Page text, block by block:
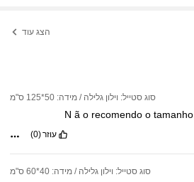
הצג עוד
סוג סטייל: וילון גלילה / מידה: 50*125 ס"מ
N ã o recomendo o tamanho
עוזר(0)
סוג סטייל: וילון גלילה / מידה: 40*60 ס"מ